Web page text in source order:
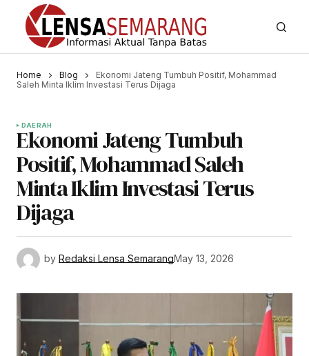
Home Blog
Ekonomi Jateng Tumbuh Positif, Mohammad
Saleh Minta Iklim Investasi Terus Dijaga
DAERAH
Ekonomi Jateng Tumbuh
Positif, Mohammad Saleh
Minta Iklim Investasi Terus
Dijaga
by Redaksi Lensa SemarangMay 13, 2026